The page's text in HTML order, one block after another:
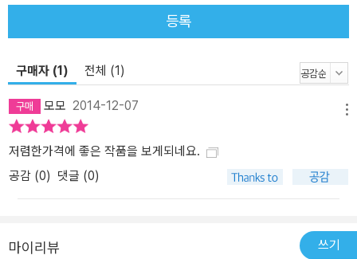
등록
구매자 (1) 전체 (1)
모모 2014-12-07
저렴한가격에 좋은 작품을 보게되네요.
공감 (0) 댓글 (0)
마이리뷰 쓰기